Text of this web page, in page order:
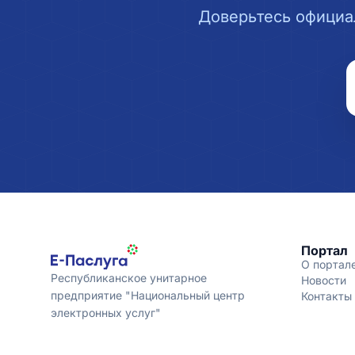
Доверьтесь
Республиканское унитарное
предприятие "Национальный центр
электронных услуг"
Портал
О
Новости
Контакты